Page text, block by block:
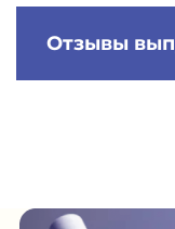
Отзывы